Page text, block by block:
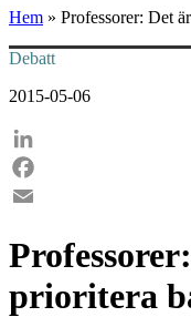
Hem » Professorer: Det
Debatt
2015-05-06
LinkedIn
Facebook
prioritera